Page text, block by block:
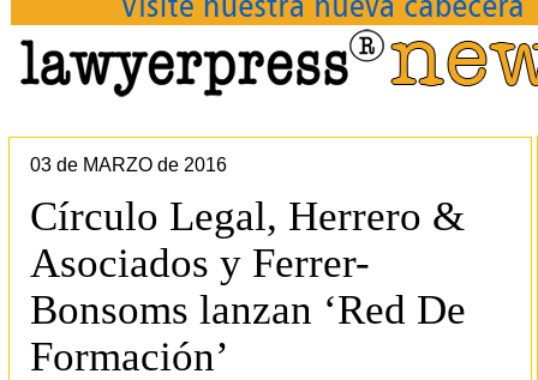
03 de MARZO de 2016
Círculo Legal, Herrero &
Asociados y Ferrer-
Bonsoms lanzan ‘Red De
Formación’